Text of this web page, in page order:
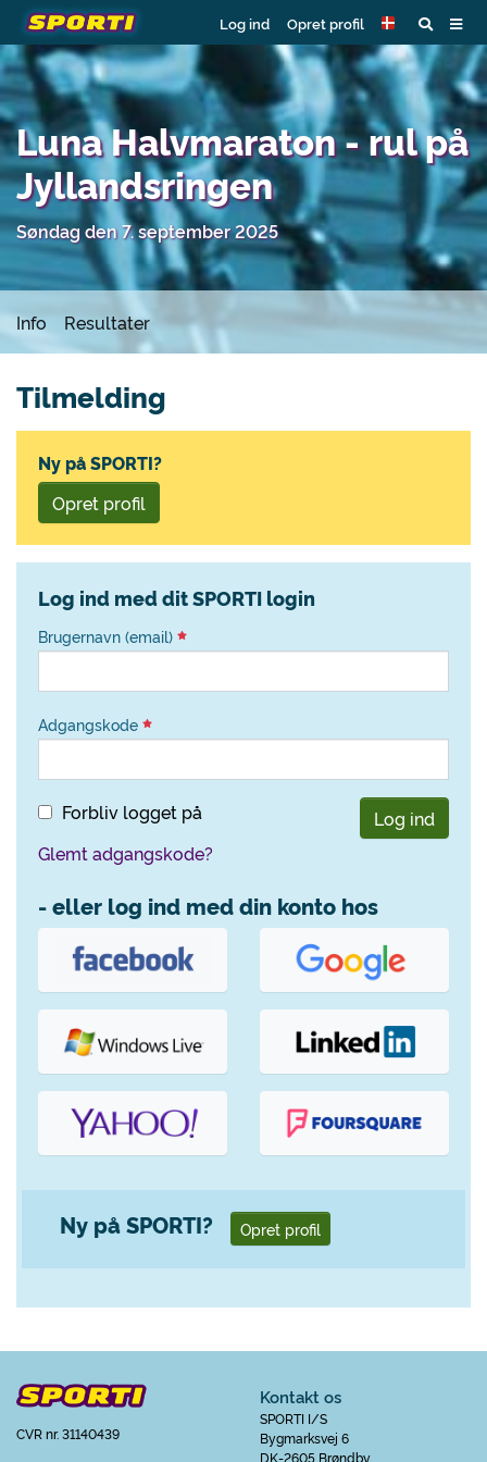
Log ind Opret profil
Luna Halvmaraton - rul på
Jyllandsringen
Søndag den 7. september 2025
Info Resultater
Tilmelding
Ny på SPORTI?
Opret profil
Log ind med dit SPORTI login
Brugernavn (email)
Adgangskode
Forbliv logget på
Log ind
Glemt adgangskode?
- eller log ind med din konto hos
Ny på SPORTI? Opret profil
CVR nr. 31140439
Kontakt os
SPORTI I/S
Bygmarksvej 6
DK-2605 Brøndby